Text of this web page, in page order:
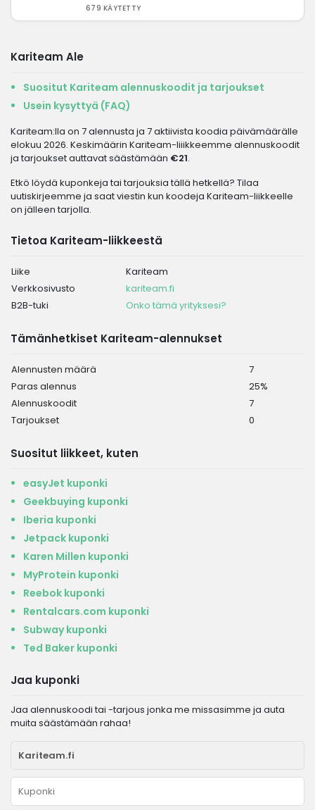
679 KÄYTETTY
Kariteam Ale
Suositut Kariteam alennuskoodit ja tarjoukset
Usein kysyttyä (FAQ)
Kariteam:lla on 7 alennusta ja 7 aktiivista koodia päivämäärälle
elokuu 2026. Keskimäärin Kariteam-liiikkeemme alennuskoodit
ja tarjoukset auttavat säästämään €21.
Etkö löydä kuponkeja tai tarjouksia tällä hetkellä? Tilaa
uutiskirjeemme ja saat viestin kun koodeja Kariteam-liikkeelle
on jälleen tarjolla.
Tietoa Kariteam-liikkeestä
Liike
Kariteam
Verkkosivusto
kariteam.fi
B2B-tuki
Onko tämä yrityksesi?
Tämänhetkiset Kariteam-alennukset
Alennusten määrä
7
Paras alennus
25%
Alennuskoodit
7
Tarjoukset
0
Suositut liikkeet, kuten
easyJet kuponki
Geekbuying kuponki
Iberia kuponki
Jetpack kuponki
Karen Millen kuponki
MyProtein kuponki
Reebok kuponki
Rentalcars.com kuponki
Subway kuponki
Ted Baker kuponki
Jaa kuponki
Jaa alennuskoodi tai -tarjous jonka me missasimme ja auta
muita säästämään rahaa!